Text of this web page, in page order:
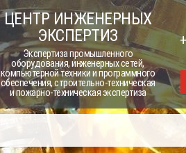
Skip
to
content
ЦЕНТР ИНЖЕНЕРНЫХ
ЭКСПЕРТИЗ
Экспертиза промышленного
оборудования, инженерных сетей,
компьютерной техники и программного
обеспечения, строительно-техническая
и пожарно-техническая экспертиза